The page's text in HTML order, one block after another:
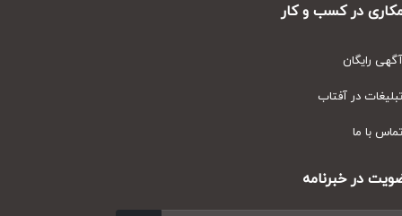
در کسب و کار
رایگان
در آفتاب
با ما
در خبرنامه